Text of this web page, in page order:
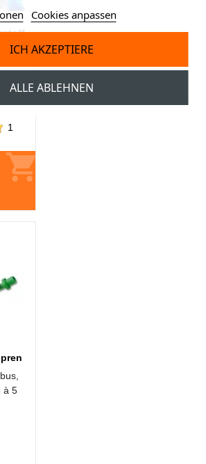
1
à 5
Cookies anpassen
ALLE ABLEHNEN
ICH AKZEPTIERE